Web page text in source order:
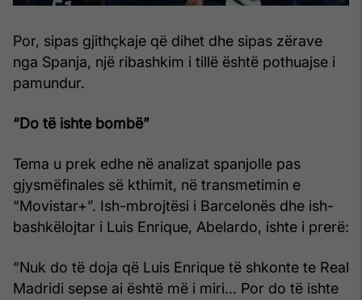
Por, sipas gjithçkaje që dihet dhe sipas zërave
nga Spanja, një ribashkim i tillë është pothuajse i
pamundur.
“Do të ishte bombë”
Tema u prek edhe në analizat spanjolle pas
gjysmëfinales së kthimit, në transmetimin e
“Movistar+”. Ish-mbrojtësi i Barcelonës dhe ish-
bashkëlojtar i Luis Enrique, Abelardo, ishte i prerë:
“Nuk do të doja që Luis Enrique të shkonte te Real
Madridi sepse ai është më i miri… Por do të ishte